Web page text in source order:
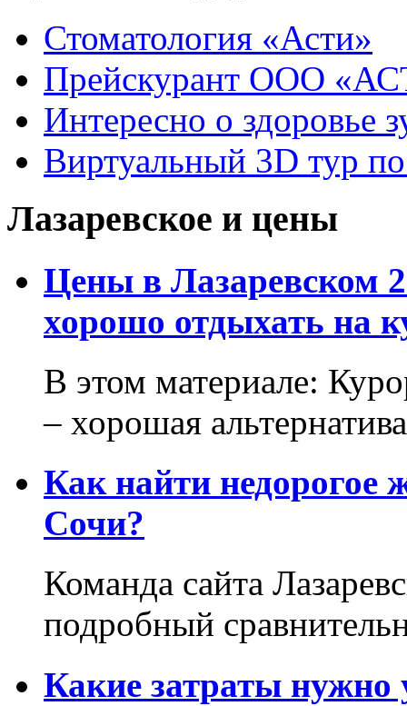
Стоматология «Асти»
Прейскурант ООО
Интересно о здоровье
Виртуальный 3D
Лазаревское и цены
Цены в Лазаревском
хорошо отдыхать на
В этом материале:
– хорошая
Как найти недорогое
Сочи?
Команда сайта
подробный
Какие затраты нужно